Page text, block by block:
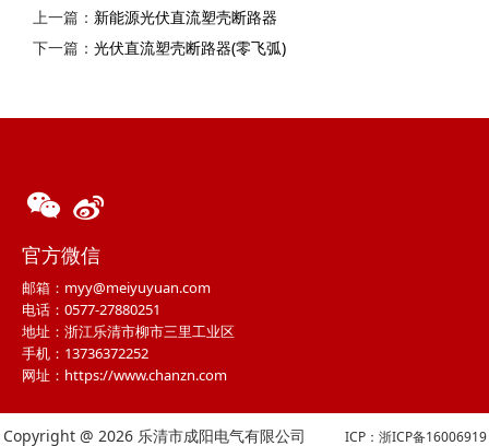
上一篇： 新能源光伏直流塑壳断路器
下一篇： 光伏直流塑壳断路器(零飞弧)
官方微信
邮箱：myy@meiyuyuan.com
电话：0577-27880251
地址：浙江乐清市柳市三里工业区
手机：13736372252
网址：https://www.chanzn.com
Copyright @ 2026 乐清市成阳电气有限公司 ICP：浙ICP备16006919